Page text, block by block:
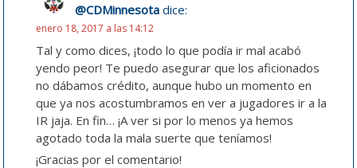
@CDMinnesota dice:
enero 18, 2017 a las 14:12
Tal y como dices, ¡todo lo que podía ir mal acabó
yendo peor! Te puedo asegurar que los aficionados
no dábamos crédito, aunque hubo un momento en
que ya nos acostumbramos en ver a jugadores ir a la
IR jaja. En fin… ¡A ver si por lo menos ya hemos
agotado toda la mala suerte que teníamos!
¡Gracias por el comentario!